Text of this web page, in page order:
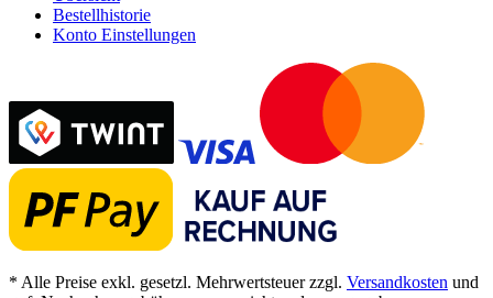
Bestellhistorie
Konto Einstellungen
* Alle Preise exkl. gesetzl. Mehrwertsteuer zzgl. Versandkosten und